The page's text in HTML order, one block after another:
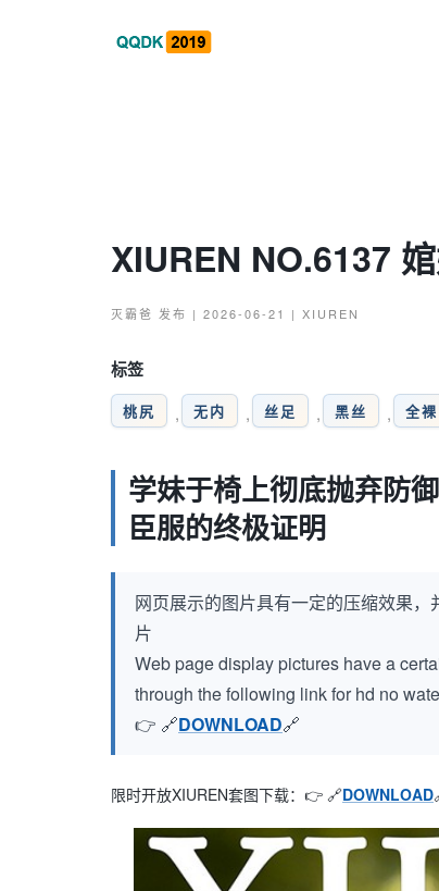
XIUREN NO.6137
灭霸爸 发布 | 2026-06-21 | XIUREN
标签
桃尻 , 无内 , 丝足 , 黑丝 , 全裸
学妹于椅上彻底抛弃防
臣服的终极证明
网页展示的图片具有一定的压缩效果
片
Web page display pictures have a
through the following link for hd no
👉 🔗DOWNLOAD🔗
限时开放XIUREN套图下载：👉 🔗DOWNLOAD